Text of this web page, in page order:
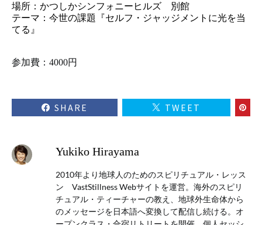
場所：かつしかシンフォニーヒルズ 別館
テーマ：今世の課題『セルフ・ジャッジメントに光を当
てる』
参加費：4000円
SHARE TWEET
Yukiko Hirayama
2010年より地球人のためのスピリチュアル・レッス
ン VastStillness Webサイトを運営。海外のスピリ
チュアル・ティーチャーの教え、地球外生命体から
のメッセージを日本語へ変換して配信し続ける。オ